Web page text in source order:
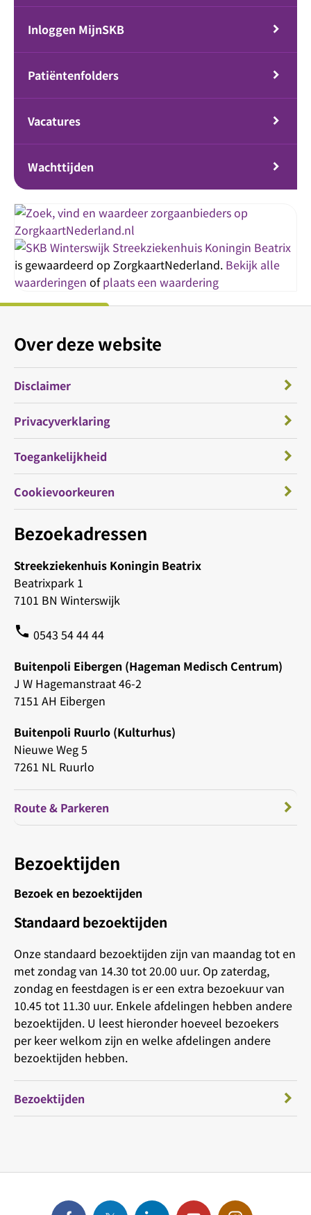
Inloggen MijnSKB
Patiëntenfolders
Vacatures
Wachttijden
Streekziekenhuis Koningin Beatrix
is gewaardeerd op ZorgkaartNederland. Bekijk alle
waarderingen ofplaats een waardering
Bezoekadressen
Streekziekenhuis Koningin Beatrix
Beatrixpark 1
7101 BN Winterswijk
phone 0543 54 44 44
Buitenpoli Eibergen (Hageman Medisch Centrum)
J W Hagemanstraat 46-2
7151 AH Eibergen
Buitenpoli Ruurlo (Kulturhus)
Nieuwe Weg 5
7261 NL Ruurlo
Route & Parkeren
Bezoektijden
Bezoek en bezoektijden
Standaard bezoektijden
Onze standaard bezoektijden zijn van maandag tot en
met zondag van 14.30 tot 20.00 uur. Op zaterdag,
zondag en feestdagen is er een extra bezoekuur van
10.45 tot 11.30 uur. Enkele afdelingen hebben andere
bezoektijden. U leest hieronder hoeveel bezoekers
per keer welkom zijn en welke afdelingen andere
bezoektijden hebben.
Bezoektijden
Over deze website
Disclaimer
Privacyverklaring
Toegankelijkheid
Cookievoorkeuren